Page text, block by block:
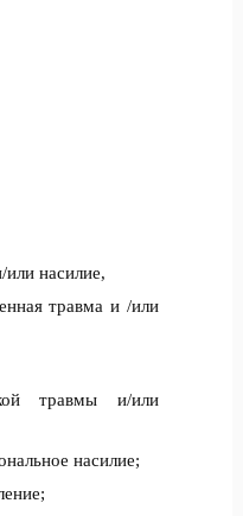
насилие,
травма и /или
травмы и/или
насилие;